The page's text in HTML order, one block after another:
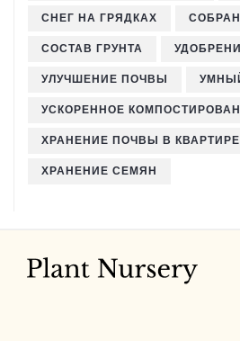
СНЕГ НА ГРЯДКАХ
СОСТАВ ГРУНТА
УЛУЧШЕНИЕ ПОЧВЫ
УСКОРЕННОЕ
ХРАНЕНИЕ ПОЧВЫ В КВАРТИРЕ
ХРАНЕНИЕ СЕМЯН